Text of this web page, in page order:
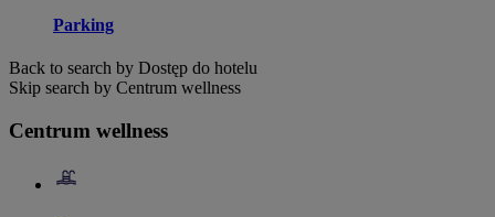
Parking
Back to search by Dostęp do hotelu
Skip search by Centrum wellness
Centrum wellness